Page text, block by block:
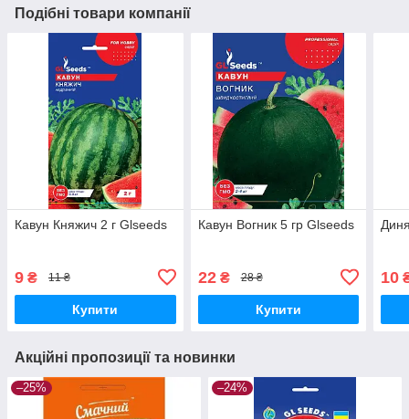
Подібні товари компанії
Кавун Княжич 2 г Glseeds
9 ₴ 11 ₴
Купити
Кавун Вогник 5 гр Glseeds
22₴ 28 ₴
Купити
10
Акційні пропозиції та новинки
–25% –24%